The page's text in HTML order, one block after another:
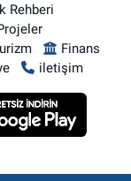
Rehberi
Finans
iletişim